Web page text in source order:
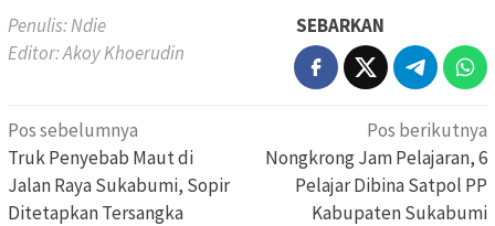
Penulis: Ndie
Editor: Akoy Khoerudin
SEBARKAN
Navigasi
pos
Pos sebelumnya
Truk Penyebab Maut di
Jalan Raya Sukabumi, Sopir
Ditetapkan Tersangka
Pos berikutnya
Nongkrong Jam Pelajaran, 6
Pelajar Dibina Satpol PP
Kabupaten Sukabumi